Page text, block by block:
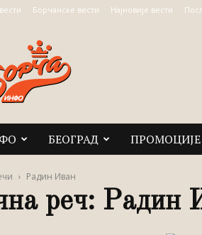
Борчанске вести Најновије вести
БЕОГРАД ПРОМОЦИЈЕ
Радин Иван
реч: Радин